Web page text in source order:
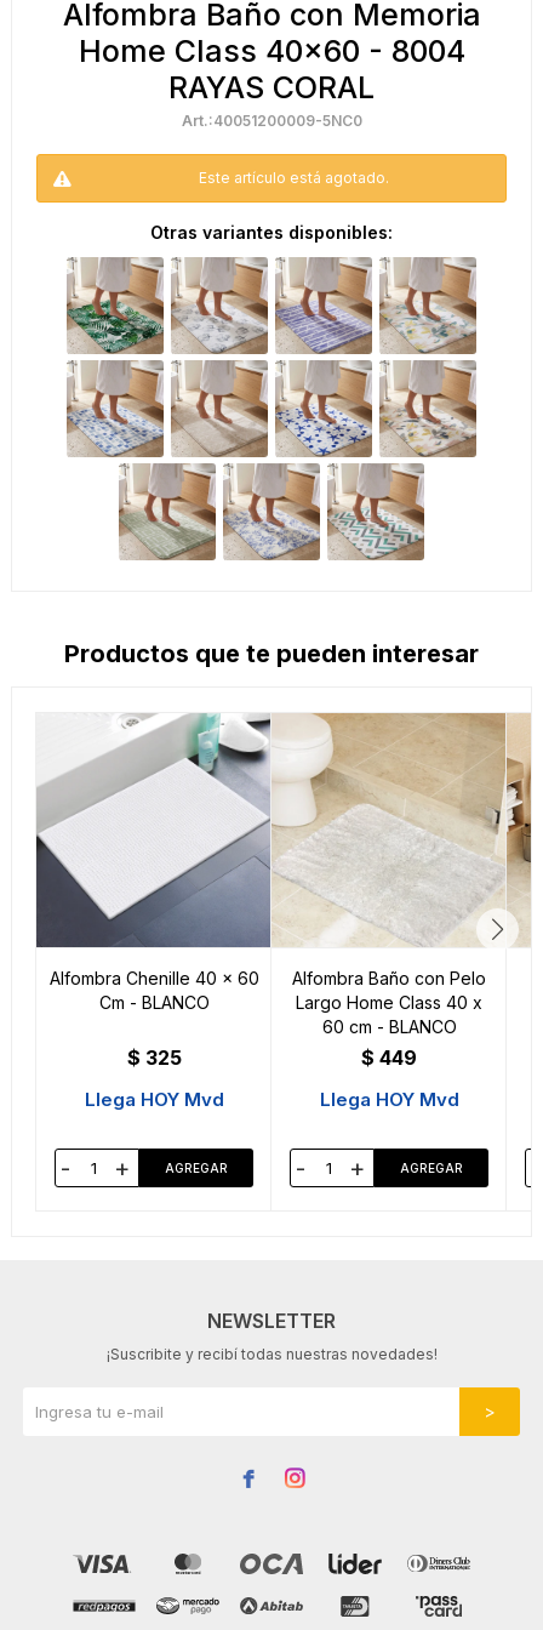
Alfombra Baño con Memoria
Home Class 40x60 - 8004
RAYAS CORAL
40051200009-5NC0
Este artículo está agotado.
Otras variantes disponibles:
Productos que te pueden interesar
Alfombra Chenille 40 x 60
Cm - BLANCO
$ 325
Llega HOY Mvd
- +
Alfombra Baño con Pelo
Largo Home Class 40 x
60 cm - BLANCO
$ 449
Llega HOY Mvd
- +
NEWSLETTER
¡Suscribite y recibí todas nuestras novedades!
 